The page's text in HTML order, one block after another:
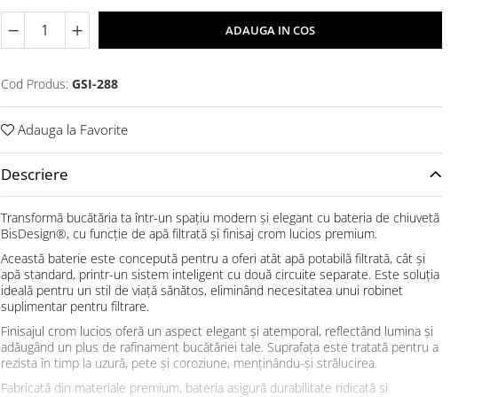
ADAUGA IN COS
Cod Produs: GSI-288
Adauga la Favorite
Descriere
Transformă bucătăria ta într-un spațiu modern și elegant cu bateria de chiuvetă
BisDesign®, cu funcție de apă filtrată și finisaj crom lucios premium.
Această baterie este concepută pentru a oferi atât apă potabilă filtrată, cât și
apă standard, printr-un sistem inteligent cu două circuite separate. Este soluția
ideală pentru un stil de viață sănătos, eliminând necesitatea unui robinet
suplimentar pentru filtrare.
Finisajul crom lucios oferă un aspect elegant și atemporal, reflectând lumina și
adăugând un plus de rafinament bucătăriei tale. Suprafața este tratată pentru a
rezista în timp la uzură, pete și coroziune, menținându-și strălucirea.
Fabricată din materiale premium, bateria asigură durabilitate ridicată și